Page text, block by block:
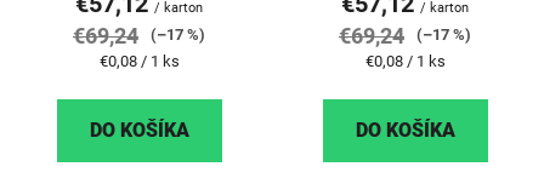
/ karton
€69,24
(–17 %)
Jednotková
€0,08 / 1 ks
DO KOŠÍKA
/ karton
€69,24
(–17 %)
Jednotková
€0,08 / 1 ks
DO KOŠÍKA